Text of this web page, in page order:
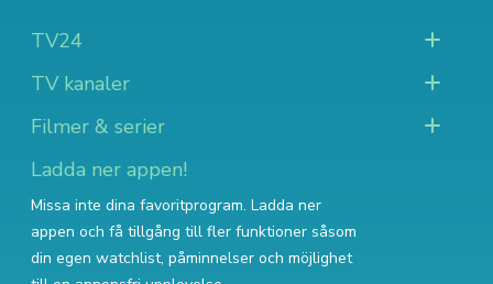
TV24
TV kanaler
Filmer & serier
Ladda ner appen!
Missa inte dina favoritprogram. Ladda ner
appen och få tillgång till fler funktioner såsom
din egen watchlist, påminnelser och möjlighet